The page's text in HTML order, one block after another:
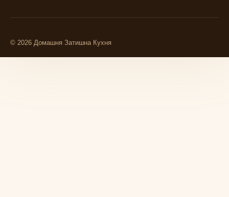
© 2026 Домашня Затишна Кухня